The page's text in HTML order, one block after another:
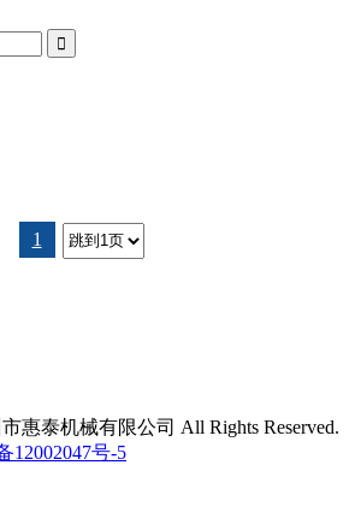
1
惠泰机械有限公司 All Rights Reserved.
12002047号-5